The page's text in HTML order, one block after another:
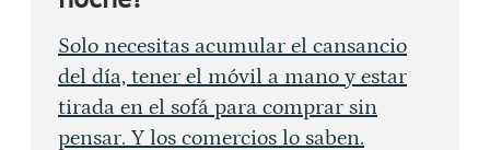
Solo necesitas acumular el cansancio
del día, tener el móvil a mano y estar
tirada en el sofá para comprar sin
pensar. Y los comercios lo saben.